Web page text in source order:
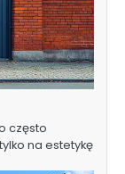
często
na estetykę